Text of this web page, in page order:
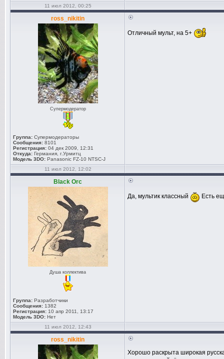
11 июл 2012, 00:25
ross_nikitin
Супермодератор
Группа: Супермодераторы
Сообщения: 8101
Регистрация: 04 дек 2009, 12:31
Откуда: Германия, г.Урмитц
Модель 3DO: Panasonic FZ-10 NTSC-J
Отличный мульт, на 5+
11 июл 2012, 12:02
Black Orc
Душа коллектива
Группа: Разработчики
Сообщения: 1382
Регистрация: 10 апр 2011, 13:17
Модель 3DO: Нет
Да, мультик классный Есть
11 июл 2012, 12:43
ross_nikitin
Хорошо раскрыта широкая